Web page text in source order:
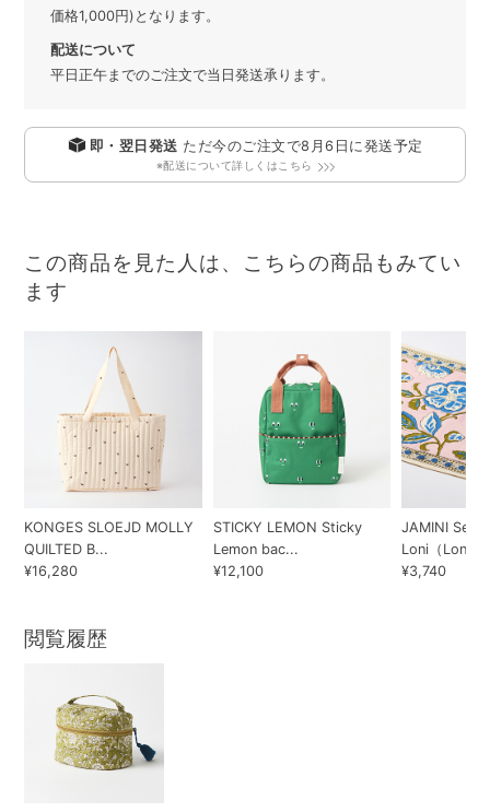
価格1,000円)となります。
配送について
平日正午までのご注文で当日発送承ります。
即・翌日発送 ただ今のご注文で8月6日 に発送予定
※配送について詳しくはこちら
この商品を見た人は、こちらの商品もみてい
ます
KONGES SLOEJD MOLLY
QUILTED B...
¥16,280
STICKY LEMON Sticky
Lemon bac...
¥12,100
JAMINI Set
Loni（Loni...
¥3,740
閲覧履歴